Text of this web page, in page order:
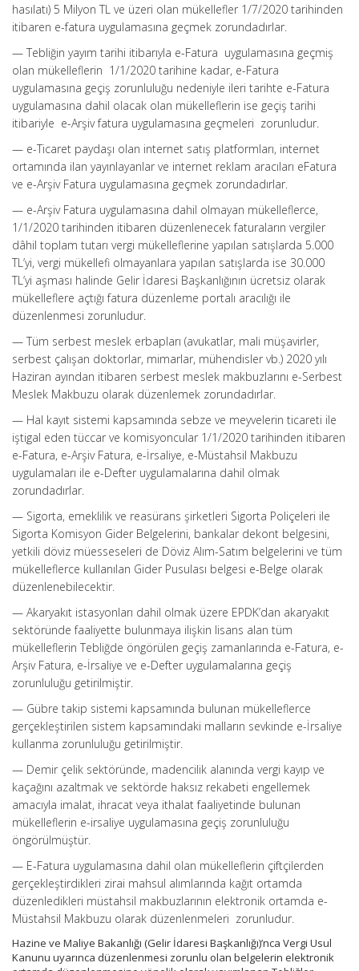
hasılatı) 5 Milyon TL ve üzeri olan mükellefler 1/7/2020 tarihinden
itibaren e-fatura uygulamasına geçmek zorundadırlar.
— Tebliğin yayım tarihi itibarıyla e-Fatura uygulamasına geçmiş
olan mükelleflerin 1/1/2020 tarihine kadar, e-Fatura
uygulamasına geçiş zorunluluğu nedeniyle ileri tarihte e-Fatura
uygulamasına dahil olacak olan mükelleflerin ise geçiş tarihi
itibariyle e-Arşiv fatura uygulamasına geçmeleri zorunludur.
— e-Ticaret paydaşı olan internet satış platformları, internet
ortamında ilan yayınlayanlar ve internet reklam aracıları eFatura
ve e-Arşiv Fatura uygulamasına geçmek zorundadırlar.
— e-Arşiv Fatura uygulamasına dahil olmayan mükelleflerce,
1/1/2020 tarihinden itibaren düzenlenecek faturaların vergiler
dâhil toplam tutarı vergi mükelleflerine yapılan satışlarda 5.000
TL’yi, vergi mükellefi olmayanlara yapılan satışlarda ise 30.000
TL’yi aşması halinde Gelir İdaresi Başkanlığının ücretsiz olarak
mükelleflere açtığı fatura düzenleme portalı aracılığı ile
düzenlenmesi zorunludur.
— Tüm serbest meslek erbapları (avukatlar, mali müşavirler,
serbest çalışan doktorlar, mimarlar, mühendisler vb.) 2020 yılı
Haziran ayından itibaren serbest meslek makbuzlarını e-Serbest
Meslek Makbuzu olarak düzenlemek zorundadırlar.
— Hal kayıt sistemi kapsamında sebze ve meyvelerin ticareti ile
iştigal eden tüccar ve komisyoncular 1/1/2020 tarihinden itibaren
e-Fatura, e-Arşiv Fatura, e-İrsaliye, e-Müstahsil Makbuzu
uygulamaları ile e-Defter uygulamalarına dahil olmak
zorundadırlar.
— Sigorta, emeklilik ve reasürans şirketleri Sigorta Poliçeleri ile
Sigorta Komisyon Gider Belgelerini, bankalar dekont belgesini,
yetkili döviz müesseseleri de Döviz Alım-Satım belgelerini ve tüm
mükelleflerce kullanılan Gider Pusulası belgesi e-Belge olarak
düzenlenebilecektir.
— Akaryakıt istasyonları dahil olmak üzere EPDK’dan akaryakıt
sektöründe faaliyette bulunmaya ilişkin lisans alan tüm
mükelleflerin Tebliğde öngörülen geçiş zamanlarında e-Fatura, e-
Arşiv Fatura, e-İrsaliye ve e-Defter uygulamalarına geçiş
zorunluluğu getirilmiştir.
— Gübre takip sistemi kapsamında bulunan mükelleflerce
gerçekleştirilen sistem kapsamındaki malların sevkinde e-İrsaliye
kullanma zorunluluğu getirilmiştir.
— Demir çelik sektöründe, madencilik alanında vergi kayıp ve
kaçağını azaltmak ve sektörde haksız rekabeti engellemek
amacıyla imalat, ihracat veya ithalat faaliyetinde bulunan
mükelleflerin e-irsaliye uygulamasına geçiş zorunluluğu
öngörülmüştür.
— E-Fatura uygulamasına dahil olan mükelleflerin çiftçilerden
gerçekleştirdikleri zirai mahsul alımlarında kağıt ortamda
düzenledikleri müstahsil makbuzlarının elektronik ortamda e-
Müstahsil Makbuzu olarak düzenlenmeleri zorunludur.
Hazine ve Maliye Bakanlığı (Gelir İdaresi Başkanlığı)’nca Vergi Usul
Kanunu uyarınca düzenlenmesi zorunlu olan belgelerin elektronik